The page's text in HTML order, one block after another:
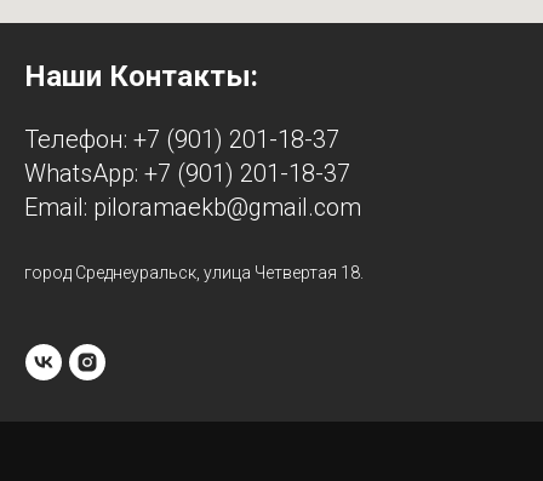
Наши Контакты:
Телефон: +7 (901) 201-18-37
WhatsApp: +7 (901) 201-18-37
Email: piloramaekb@gmail.com
город Среднеуральск, улица Четвертая 18.